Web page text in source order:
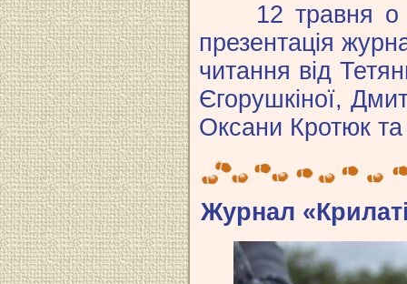
12 травня о
презентація
читання від
Єгорушкіної,
Оксани Кротюк
Журнал